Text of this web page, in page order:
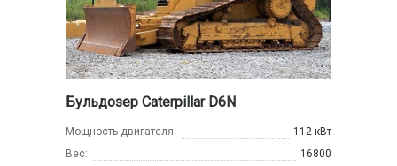
Бульдозер Caterpillar D6N
Мощность двигателя:
112 кВт
Вес:
16800